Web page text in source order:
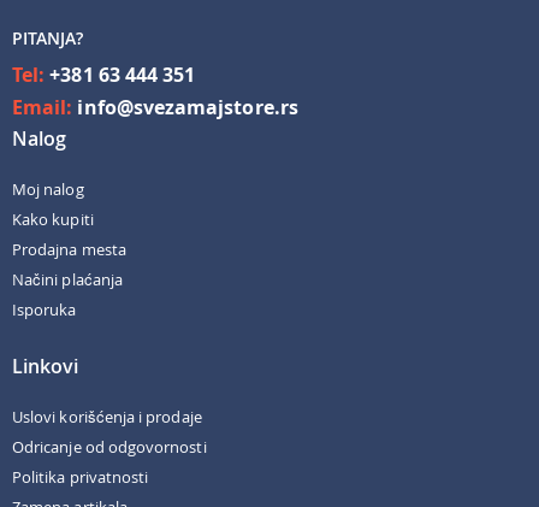
PITANJA?
Tel:+381 63 444 351
Email: info@svezamajstore.rs
Nalog
Moj nalog
Kako kupiti
Prodajna mesta
Načini plaćanja
Isporuka
Linkovi
Uslovi korišćenja i prodaje
Odricanje od odgovornosti
Politika privatnosti